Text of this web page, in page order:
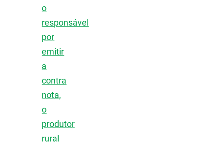
o
responsável
por
emitir
a
contra
nota,
o
produtor
rural